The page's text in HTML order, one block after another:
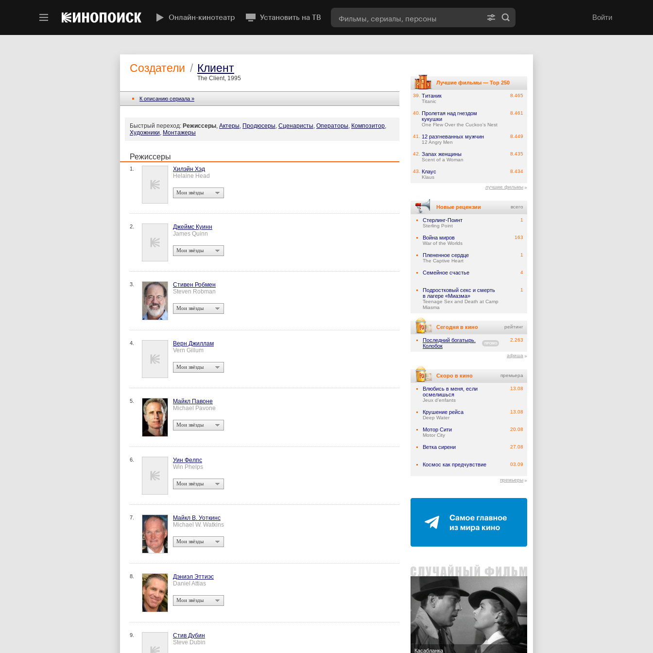
Онлайн-кинотеатр Установить на ТВ Войти
Создатели / Клиент
The Client, 1995
К описанию сериала »
Быстрый переход: Режиссеры, Актеры, Продюсеры, Сценаристы, Операторы, Композитор,
Художники, Монтажеры
Режиссеры
1.
Хилэйн Хэд
Helaine Head
Мои звёзды
2.
Джеймс Куинн
James Quinn
Мои звёзды
3.
Стивен Робмен
Steven Robman
Мои звёзды
4.
Верн Джиллам
Vern Gillum
Мои звёзды
5.
Майкл Павоне
Michael Pavone
Мои звёзды
6.
Уин Фелпс
Win Phelps
Мои звёзды
7.
Майкл В. Уоткинс
Michael W. Watkins
Мои звёзды
8.
Дэниэл Эттиэс
Daniel Attias
Мои звёзды
9.
Стив Дубин
Steve Dubin
Лучшие фильмы — Top 250
39. Титаник
Titanic
8.465
40. Пролетая над гнездом
кукушки
One Flew Over the Cuckoo's Nest
8.461
41. 12 разгневанных мужчин
12 Angry Men
8.449
42. Запах женщины
Scent of a Woman
8.435
43. Клаус
Klaus
8.434
лучшие фильмы
Новые рецензии всего
Стерлинг-Поинт
Sterling Point
1
Война миров
War of the Worlds
163
Плененное сердце
The Captive Heart
1
Семейное счастье 4
Подростковый секс и смерть
в лагере «Миазма»
Teenage Sex and Death at Camp
Miasma
1
Сегодня в кино рейтинг
Последний богатырь.
Колобок
ПРОМО
2.263
афиша
Скоро в кино премьера
Влюбись в меня, если
осмелишься
Jeux d'enfants
13.08
Крушение рейса
Deep Water
13.08
Мотор Сити
Motor City
20.08
Ветка сирени 27.08
Космос как предчувствие 03.09
премьеры
Касабланка